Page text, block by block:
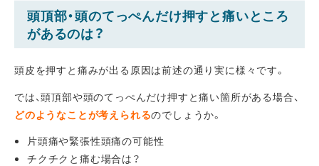
頭頂部・頭のてっぺんだけ押すと痛いところ
があるのは？
頭皮を押すと痛みが出る原因は前述の通り実に様々です。
では、頭頂部や頭のてっぺんだけ押すと痛い箇所がある場合、
どのようなことが考えられるのでしょうか。
片頭痛や緊張性頭痛の可能性
チクチクと痛む場合は？